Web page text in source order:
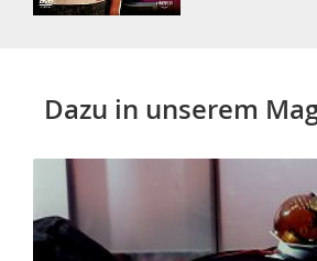
Dazu in unserem